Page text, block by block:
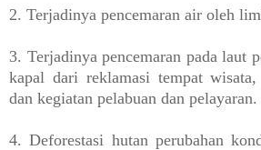
2. Terjadinya pencemaran air oleh
3. Terjadinya pencemaran pada laut
kapal dari reklamasi tempat
dan kegiatan pelabuan dan pelayaran.
4. Deforestasi hutan perubahan